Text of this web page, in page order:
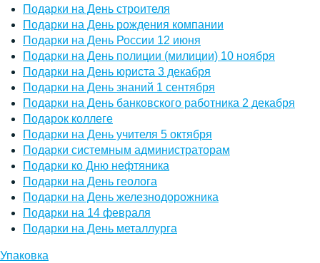
Подарки на День строителя
Подарки на День рождения компании
Подарки на День России 12 июня
Подарки на День полиции (милиции) 10 ноября
Подарки на День юриста 3 декабря
Подарки на День знаний 1 сентября
Подарки на День банковского работника 2 декабря
Подарок коллеге
Подарки на День учителя 5 октября
Подарки системным администраторам
Подарки ко Дню нефтяника
Подарки на День геолога
Подарки на День железнодорожника
Подарки на 14 февраля
Подарки на День металлурга
Упаковка